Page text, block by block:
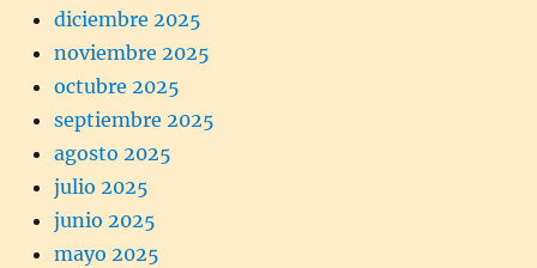
diciembre 2025
noviembre 2025
octubre 2025
septiembre 2025
agosto 2025
julio 2025
junio 2025
mayo 2025